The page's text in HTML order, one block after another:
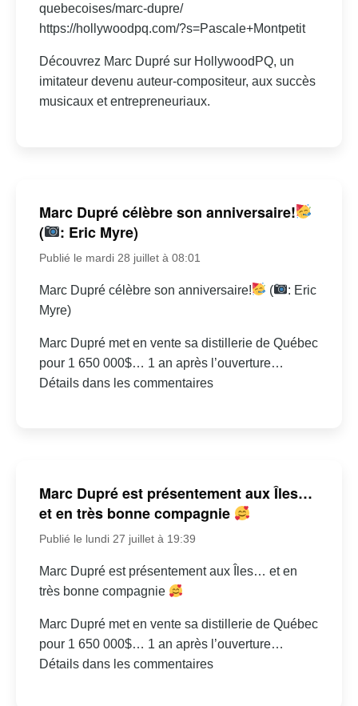
quebecoises/marc-dupre/
https://hollywoodpq.com/?s=Pascale+Montpetit
Découvrez Marc Dupré sur HollywoodPQ, un
imitateur devenu auteur-compositeur, aux succès
musicaux et entrepreneuriaux.
Marc Dupré célèbre son anniversaire!
(
: Eric Myre)
Publié le mardi 28 juillet à 08:01
Marc Dupré célèbre son anniversaire! (
: Eric
Myre)
Marc Dupré met en vente sa distillerie de Québec
pour 1 650 000$… 1 an après l’ouverture…
Détails dans les commentaires
Marc Dupré est présentement aux Îles…
et en très bonne compagnie
Publié le lundi 27 juillet à 19:39
Marc Dupré est présentement aux Îles… et en
très bonne compagnie
Marc Dupré met en vente sa distillerie de Québec
pour 1 650 000$… 1 an après l’ouverture…
Détails dans les commentaires